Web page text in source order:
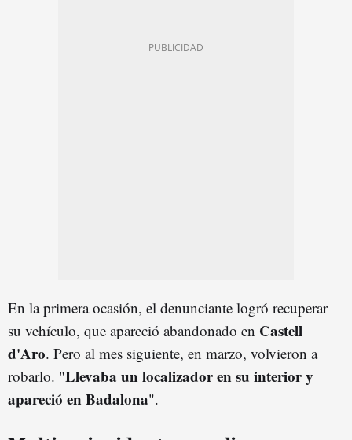
En la primera ocasión, el denunciante logró recuperar
su vehículo, que apareció abandonado en Castell
d'Aro. Pero al mes siguiente, en marzo, volvieron a
robarlo. "Llevaba un localizador en su interior y
apareció en Badalona".